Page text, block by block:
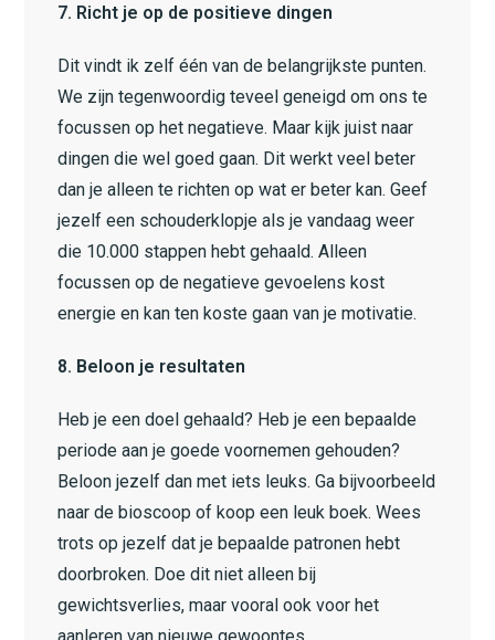
7. Richt je op de positieve dingen
Dit vindt ik zelf één van de belangrijkste punten.
We zijn tegenwoordig teveel geneigd om ons te
focussen op het negatieve. Maar kijk juist naar
dingen die wel goed gaan. Dit werkt veel beter
dan je alleen te richten op wat er beter kan. Geef
jezelf een schouderklopje als je vandaag weer
die 10.000 stappen hebt gehaald. Alleen
focussen op de negatieve gevoelens kost
energie en kan ten koste gaan van je motivatie.
8. Beloon je resultaten
Heb je een doel gehaald? Heb je een bepaalde
periode aan je goede voornemen gehouden?
Beloon jezelf dan met iets leuks. Ga bijvoorbeeld
naar de bioscoop of koop een leuk boek. Wees
trots op jezelf dat je bepaalde patronen hebt
doorbroken. Doe dit niet alleen bij
gewichtsverlies, maar vooral ook voor het